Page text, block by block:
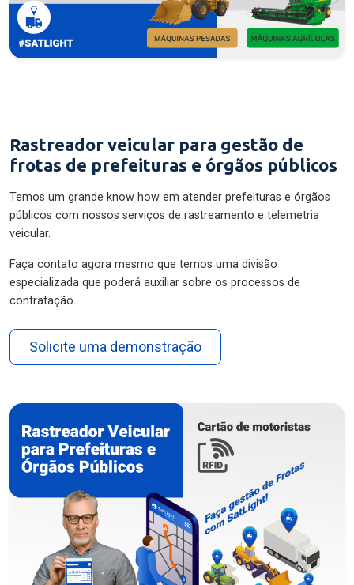
Rastreador veicular para gestão de
frotas de prefeituras e órgãos públicos
Temos um grande know how em atender prefeituras e órgãos
públicos com nossos serviços de rastreamento e telemetria
veicular.
Faça contato agora mesmo que temos uma divisão
especializada que poderá auxiliar sobre os processos de
contratação.
Solicite uma demonstração